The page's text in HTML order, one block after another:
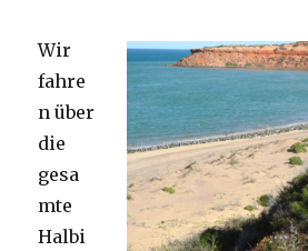
Wir
fahre
n über
die
gesa
mte
Halbi